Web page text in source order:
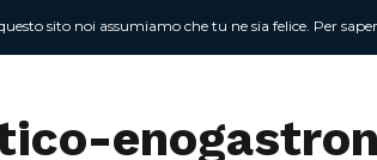
Chi sono Attività
sito noi assumiamo che tu ne sia felice. Per